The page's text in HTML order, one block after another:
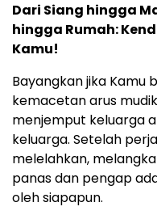
Dari Siang hingga
hingga Rumah:
Kamu!
Bayangkan jika Kamu
kemacetan arus
menjemput keluarga
keluarga. Setelah
melelahkan,
panas dan pengap
oleh siapapun.